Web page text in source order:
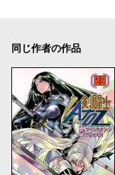
同じ作者の作品